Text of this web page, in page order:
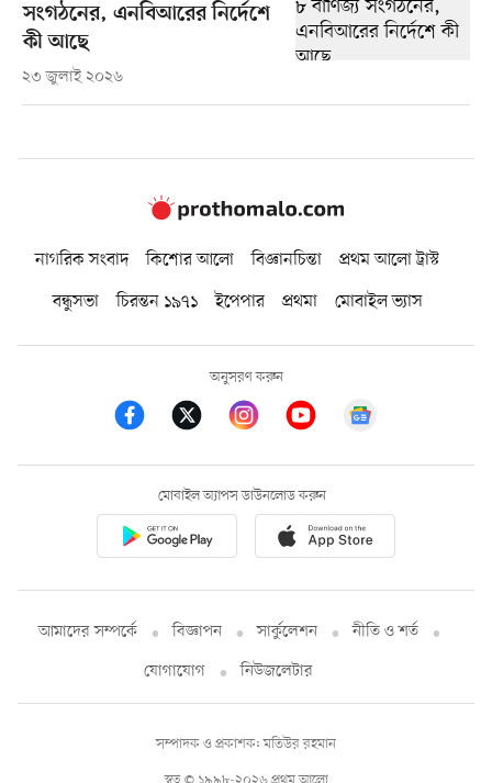
সংগঠনের, এনবিআরের নির্দেশে
কী আছে
২৩ জুলাই ২০২৬
নাগরিক সংবাদ কিশোর আলো বিজ্ঞানচিন্তা
প্রথম আলো ট্রাস্ট
বন্ধুসভা
চিরন্তন ১৯৭১ ইপেপার প্রথমা মোবাইল ভ্যাস
অনুসরণ করুন
মোবাইল অ্যাপস ডাউনলোড করুন
আমাদের সম্পর্কে বিজ্ঞাপন সার্কুলেশন
নীতি ও শর্ত
যোগাযোগ
নিউজলেটার
সম্পাদক ও প্রকাশক: মতিউর রহমান